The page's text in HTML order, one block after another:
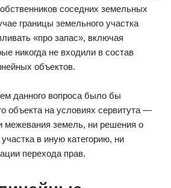
соседних земельных
границы земельного участка
«про запас», включая
никогда не входили в состав
объектов.
данного вопроса было бы
объекта на условиях сервитута —
межевания земель, ни решения о
в иную категорию, ни
перехода прав.